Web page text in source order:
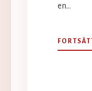
en…